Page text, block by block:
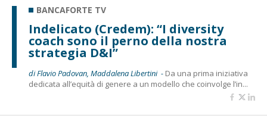
BANCAFORTE TV
Indelicato (Credem): “I diversity
coach sono il perno della nostra
strategia D&I”
di Flavio Padovan, Maddalena Libertini - Da una prima iniziativa
dedicata all’equità di genere a un modello che coinvolge l’in...